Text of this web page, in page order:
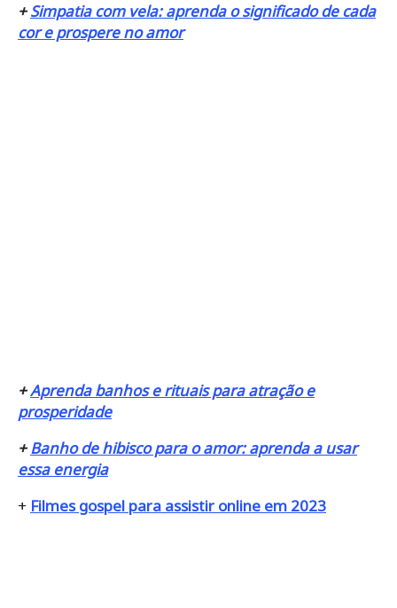
+Simpatia com vela: aprenda o significado de cada
cor e prospere no amor
+Aprenda banhos e rituais para atração e
prosperidade
+Banho de hibisco para o amor: aprenda a usar
essa energia
+ Filmes gospel para assistir online em 2023